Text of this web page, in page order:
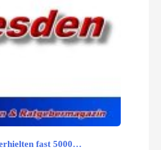
fast 5000…